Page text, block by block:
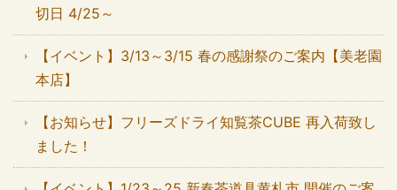
切日 4/25～
【イベント】3/13～3/15 春の感謝祭のご案内【美老園
本店】
【お知らせ】フリーズドライ知覧茶CUBE 再入荷致し
ました！